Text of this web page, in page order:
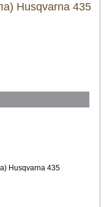
Husqvarna 435